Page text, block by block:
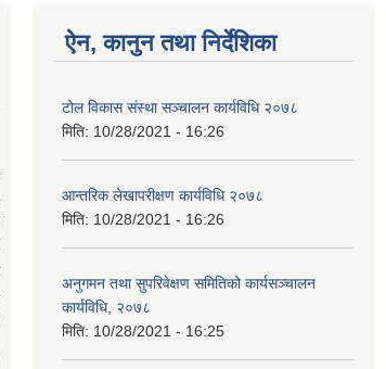
ऐन, कानुन तथा निर्देशिका
टोल विकास संस्था सञ्चालन कार्यविधि २०७८
मिति: 10/28/2021 - 16:26
आन्तरिक लेखापरीक्षण कार्यविधि २०७८
मिति: 10/28/2021 - 16:26
अनुगमन तथा सुपरिवेक्षण समितिको कार्यसञ्चालन
कार्यविधि, २०७८
मिति: 10/28/2021 - 16:25